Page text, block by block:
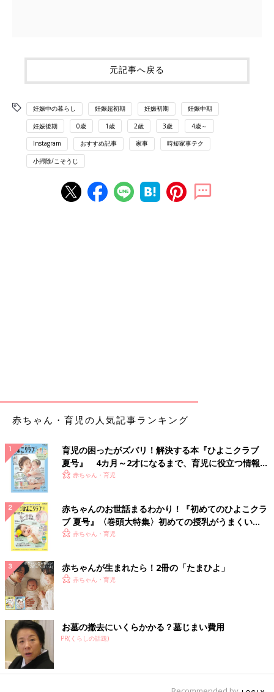
元記事へ戻る
妊娠中の暮らし 妊娠超初期 妊娠初期 妊娠中期
妊娠後期 0歳 1歳 2歳 3歳 4歳～
Instagram おすすめ記事 家事 時短家事テク
小掃除/こそうじ
赤ちゃん・育児の人気記事ランキング
育児の困ったがズバリ！解決する本『ひよこクラブ
夏号』 4カ月～2才になるまで、育児に役立つ情報が
いっぱい！
赤ちゃん・育児
赤ちゃんのお世話まるわかり！『初めてのひよこクラ
ブ 夏号』〈巻頭大特集〉初めての授乳がうまくい
く！ おっぱい・ミルクの基本と夏のトラブル 解決テ
赤ちゃん・育児
赤ちゃんが生まれたら！2冊の「たまひよ」
赤ちゃん・育児
お墓の撤去にいくらかかる？墓じまい費用
PR(くらしの話題)